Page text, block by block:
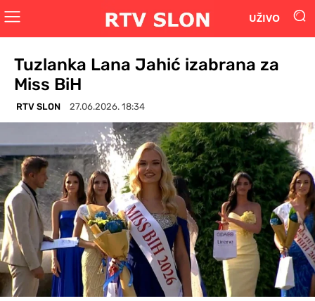
UŽIVO
Tuzlanka Lana Jahić izabrana za
Miss BiH
RTV SLON 27.06.2026. 18:34